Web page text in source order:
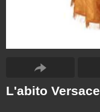
L'abito Versace